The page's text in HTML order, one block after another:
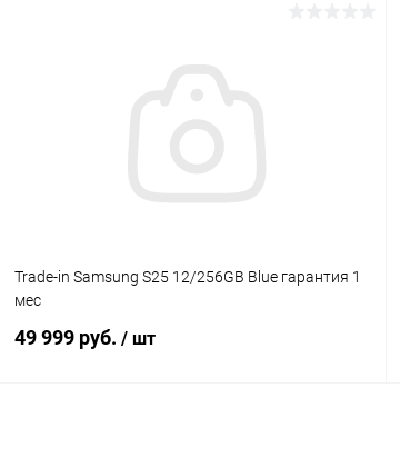
Trade-in Samsung S25 12/256GB Blue гарантия 1
мес
49 999 руб. / шт